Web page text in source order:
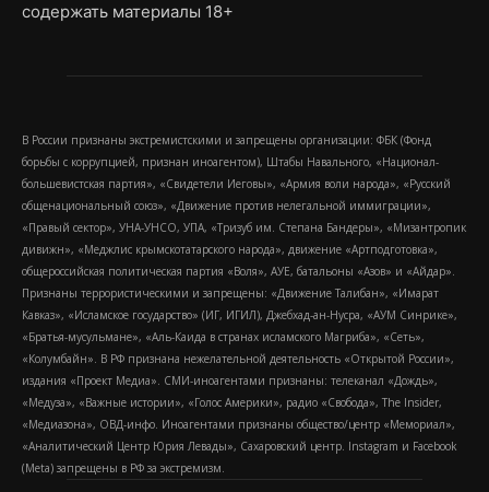
содержать материалы 18+
В России признаны экстремистскими и запрещены организации: ФБК (Фонд
борьбы с коррупцией, признан иноагентом), Штабы Навального, «Национал-
большевистская партия», «Свидетели Иеговы», «Армия воли народа», «Русский
общенациональный союз», «Движение против нелегальной иммиграции»,
«Правый сектор», УНА-УНСО, УПА, «Тризуб им. Степана Бандеры», «Мизантропик
дивижн», «Меджлис крымскотатарского народа», движение «Артподготовка»,
общероссийская политическая партия «Воля», АУЕ, батальоны «Азов» и «Айдар».
Признаны террористическими и запрещены: «Движение Талибан», «Имарат
Кавказ», «Исламское государство» (ИГ, ИГИЛ), Джебхад-ан-Нусра, «АУМ Синрике»,
«Братья-мусульмане», «Аль-Каида в странах исламского Магриба», «Сеть»,
«Колумбайн». В РФ признана нежелательной деятельность «Открытой России»,
издания «Проект Медиа». СМИ-иноагентами признаны: телеканал «Дождь»,
«Медуза», «Важные истории», «Голос Америки», радио «Свобода», The Insider,
«Медиазона», ОВД-инфо. Иноагентами признаны общество/центр «Мемориал»,
«Аналитический Центр Юрия Левады», Сахаровский центр. Instagram и Facebook
(Metа) запрещены в РФ за экстремизм.